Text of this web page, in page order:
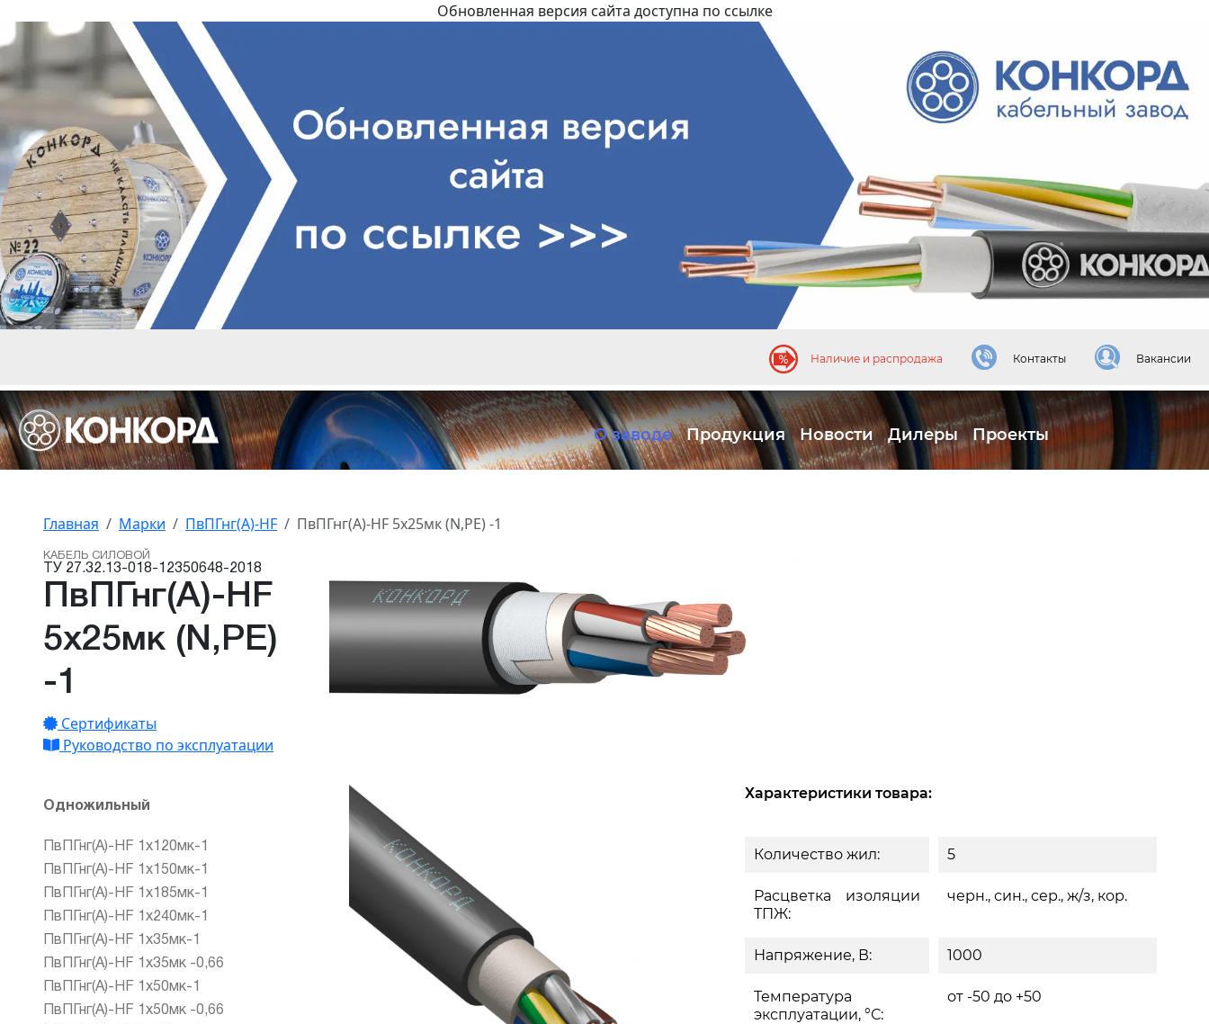
Обновленная версия сайта доступна по ссылке
Наличие и распродажа Контакты Вакансии
О заводе Продукция Новости Дилеры Проекты
Главная Марки ПвПГнг(А)-HF ПвПГнг(А)-HF 5х25мк (N,PE) -1
КАБЕЛЬ СИЛОВОЙ
ТУ 27.32.13-018-12350648-2018
ПвПГнг(А)-HF
5х25мк (N,PE)
-1
Сертификаты
Руководство по эксплуатации
Одножильный
ПвПГнг(А)-HF 1х120мк-1
ПвПГнг(А)-HF 1х150мк-1
ПвПГнг(А)-HF 1х185мк-1
ПвПГнг(А)-HF 1х240мк-1
ПвПГнг(А)-HF 1х35мк-1
ПвПГнг(А)-HF 1х35мк -0,66
ПвПГнг(А)-HF 1х50мк-1
ПвПГнг(А)-HF 1х50мк -0,66
Характеристики товара:
Количество жил: 5
Расцветка изоляции
ТПЖ:
черн., син., сер., ж/з, кор.
Напряжение, В: 1000
Температура
эксплуатации, °С:
от -50 до +50